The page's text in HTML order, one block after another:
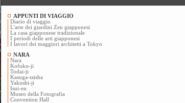
APPUNTI DI VIAGGIO
Diario di viaggio
L'arte dei giardini Zen giapponesi
La casa giapponese tradizionale
I periodi delle arti giapponesi
I lavori dei maggiori architetti a Tokyo
NARA
Nara
Kofuku-ji
Todai-ji
Kasuga-taisha
Yakushi-ji
Isui-en
Museo della Fotografia
Convention Hall